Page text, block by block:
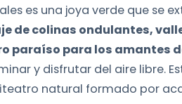
es una joya verde que se
de colinas ondulantes,
paraíso para los amantes
y disfrutar del aire libre.
natural formado por